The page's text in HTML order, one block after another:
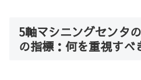
5軸マシニングセンタ
の指標：何を重視すべ